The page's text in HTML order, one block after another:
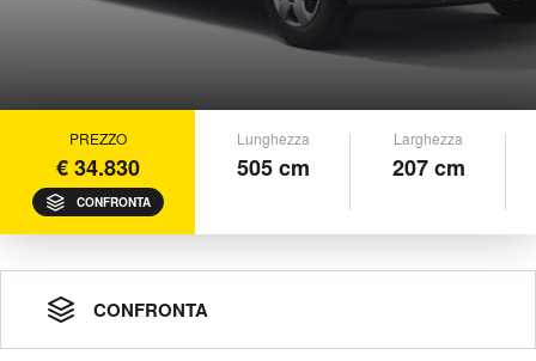
PREZZO
€ 34.830
CONFRONTA
Lunghezza
505 cm
Larghezza
207 cm
CONFRONTA